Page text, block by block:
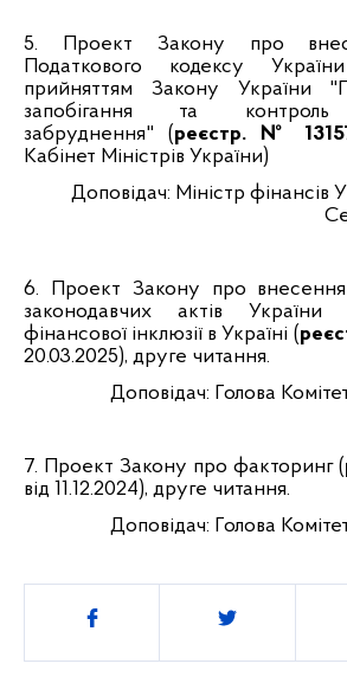
5.
Проект Закону про
Податкового кодексу
прийняттям Закону України
запобігання та контроль
забруднення" (реєстр. №
Кабінет Міністрів України)
Доповідач: Міністр фінансів
6.
Проект Закону про
законодавчих актів
фінансової інклюзії в Україні (
20.03.2025), друге читання.
Доповідач: Голова
7. Проект Закону про факторинг (
від 11.12.2024), друге читання.
Доповідач: Голова
Поділитись